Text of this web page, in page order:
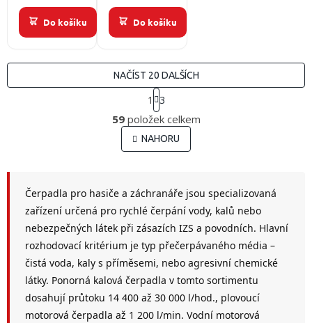
hubice
hliníková
nastavitelná,
odtoková
Do košíku
výtlačná
spojka B75
Do košíku
O
v
l
á
c
í
p
r
v
k
y
v
ý
p
NAČÍST 20 DALŠÍCH
S
t
r
á
n
k
n
í
1 3
59položek celkem
NAHORU
Čerpadla pro hasiče a záchranáře jsou specializovaná
zařízení určená pro rychlé čerpání vody, kalů nebo
nebezpečných látek při zásazích IZS a povodních. Hlavní
rozhodovací kritérium je typ přečerpávaného média –
čistá voda, kaly s příměsemi, nebo agresivní chemické
látky. Ponorná kalová čerpadla v tomto sortimentu
dosahují průtoku 14 400 až 30 000 l/hod., plovoucí
motorová čerpadla až 1 200 l/min. Vodní motorová